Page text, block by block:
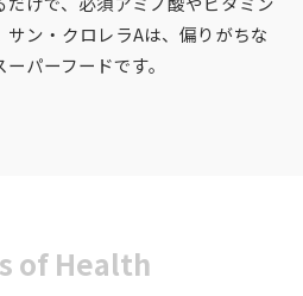
ン・クロレラAは、偏りがちな
パーフードです。
of Health